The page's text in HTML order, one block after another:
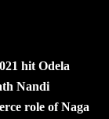
hit Odela
Nandi
role of Naga